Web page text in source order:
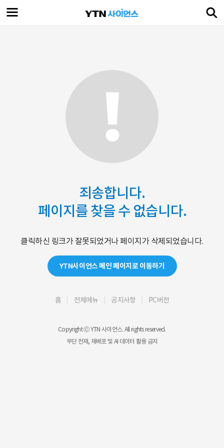
죄송합니다.
페이지를 찾을 수 없습니다.
클릭하신 링크가 잘못되었거나 페이지가 삭제되었습니다.
YTN사이언스 메인 페이지로 이동하기
홈 전체메뉴 공지사항 PC버전
Copyright Ⓒ YTN 사이언스. All rights reserved.
무단 전재, 재배포 및 AI 데이터 활용 금지